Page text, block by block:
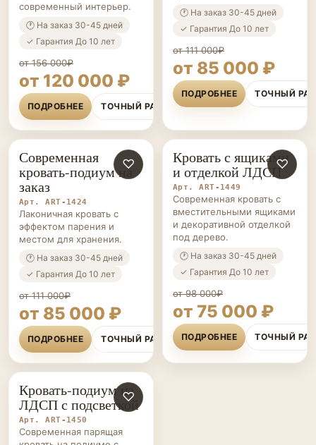
современный интерьер.
🕐 На заказ 30-45 дней
✓ Гарантия До 10 лет
от 156 000₽
от 120 000 ₽
ПОДРОБНЕЕ ТОЧНЫЙ РАСЧЁТ
🕐 На заказ 30-45 дней
✓ Гарантия До 10 лет
от 111 000₽
от 85 000 ₽
ПОДРОБНЕЕ ТОЧНЫЙ
КРОВАТИ-
ПОДИУМЫ НА ЗАКАЗ
♡
Современная
кровать-подиум на
заказ
Арт. ART-1424
Лаконичная кровать с
эффектом парения и
местом для хранения.
🕐 На заказ 30-45 дней
✓ Гарантия До 10 лет
от 111 000₽
от 85 000 ₽
ПОДРОБНЕЕ ТОЧНЫЙ РАСЧЁТ
КРОВАТИ-
ПОДИУМЫ НА ЗАКАЗ
♡
Кровать с ящиками
и отделкой ЛДСП
Арт. ART-1449
Современная кровать с
вместительными ящиками
и декоративной отделкой
под дерево.
🕐 На заказ 30-45 дней
✓ Гарантия До 10 лет
от 98 000₽
от 75 000 ₽
ПОДРОБНЕЕ ТОЧНЫЙ
КРОВАТИ-
ПОДИУМЫ НА ЗАКАЗ
♡
Кровать-подиум из
ЛДСП с подсветкой
Арт. ART-1450
Современная парящая